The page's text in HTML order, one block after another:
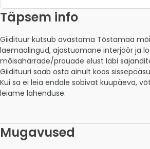
Täpsem info
Giidituur kutsub avastama Tõstamaa
laemaalingud, ajastuomane interjöör ja
mõisahärrade/prouade elust läbi
Giidituuri saab osta ainult koos
Kui sa ei leia endale sobivat kuupäeva,
leiame lahenduse.
Mugavused